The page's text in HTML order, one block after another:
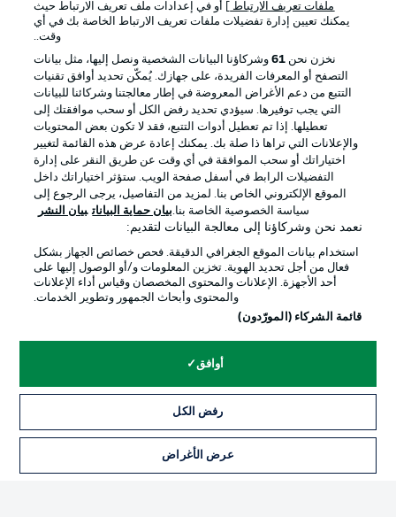
تطبيق الدوري الألماني
Official Partners
الإخطارات القانونية
شروط الاستخدام القنوات الناقلة
جهة النشر
ملفات تعريف الارتباط
] أو في إعدادات ملف تعريف الارتباط حيث
يمكنك تعيين إدارة تفضيلات ملفات تعريف الارتباط الخاصة بك في أي
وقت..
نخزن نحن 61وشركاؤنا البيانات الشخصية ونصل إليها، مثل بيانات
التصفح أو المعرفات الفريدة، على جهازك. يُمكّن تحديد أوافق تقنيات
التتبع من دعم الأغراض المعروضة في إطار معالجتنا وشركائنا للبيانات
التي يجب توفيرها. سيؤدي تحديد رفض الكل أو سحب موافقتك إلى
تعطيلها. إذا تم تعطيل أدوات التتبع، فقد لا تكون بعض المحتويات
والإعلانات التي تراها ذا صلة بك. يمكنك إعادة عرض هذه القائمة لتغيير
اختياراتك أو سحب الموافقة في أي وقت عن طريق النقر على إدارة
التفضيلات الرابط في أسفل صفحة الويب. ستؤثر اختياراتك داخل
الموقع الإلكتروني الخاص بنا. لمزيد من التفاصيل، يرجى الرجوع إلى
سياسة الخصوصية الخاصة بنا.بيان حماية البيانات بيان النشر
نعمد نحن وشركاؤنا إلى معالجة البيانات لتقديم:
استخدام بيانات الموقع الجغرافي الدقيقة. فحص خصائص الجهاز بشكل
فعال من أجل تحديد الهوية. تخزين المعلومات و/أو الوصول إليها على
أحد الأجهزة. الإعلانات والمحتوى المخصصان وقياس أداء الإعلانات
والمحتوى وأبحاث الجمهور وتطوير الخدمات.
قائمة الشركاء (المورّدون)
أوافق
رفض الكل
عرض الأغراض